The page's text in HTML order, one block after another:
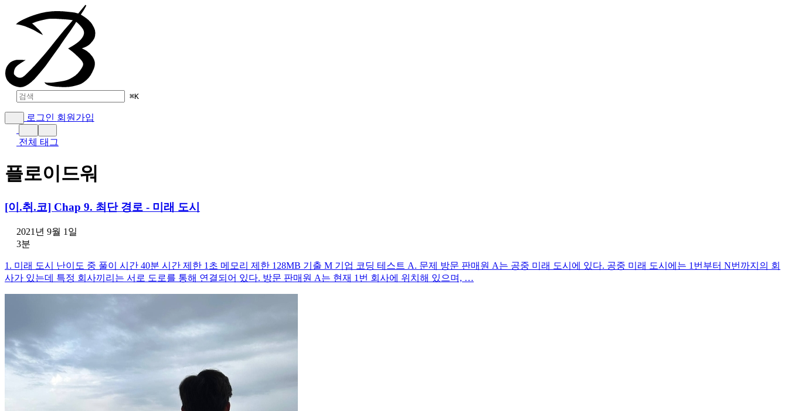
⌘K
로그인 회원가입
전체 태그
플로이드워
[이.취.코] Chap 9. 최단 경로 - 미래 도시
2021년 9월 1일
3분
1. 미래 도시 난이도 중 풀이 시간 40분 시간 제한 1초 메모리 제한 128MB 기출 M 기업 코딩 테스트 A. 문제 방문 판매원 A는 공중 미래 도시에 있다. 공중 미래 도시에는 1번부터 N번까지의 회
사가 있는데 특정 회사끼리는 서로 도로를 통해 연결되어 있다. 방문 판매원 A는 현재 1번 회사에 위치해 있으며, …